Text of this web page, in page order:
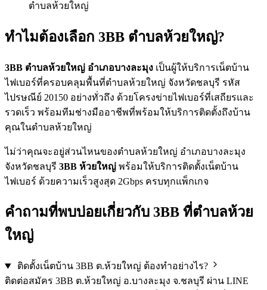
ตำบลห้วยใหญ่
ทำไมต้องเลือก 3BB ตำบลห้วยใหญ่?
3BB ตำบลห้วยใหญ่ อำเภอบางละมุง เป็นผู้ให้บริการเน็ตบ้าน
ไฟเบอร์ที่ครอบคลุมพื้นที่ตำบลห้วยใหญ่ จังหวัดชลบุรี รหัส
ไปรษณีย์ 20150 อย่างทั่วถึง ด้วยโครงข่ายไฟเบอร์ที่เสถียรและ
รวดเร็ว พร้อมทีมช่างมืออาชีพที่พร้อมให้บริการติดตั้งถึงบ้าน
คุณในตำบลห้วยใหญ่
ไม่ว่าคุณจะอยู่ส่วนไหนของตำบลห้วยใหญ่ อำเภอบางละมุง
จังหวัดชลบุรี 3BB ห้วยใหญ่ พร้อมให้บริการติดตั้งเน็ตบ้าน
ไฟเบอร์ ด้วยความเร็วสูงสุด 2Gbps ครบทุกแพ็กเกจ
คำถามที่พบบ่อยเกี่ยวกับ 3BB ที่ตำบลห้วย
ใหญ่
ติดตั้งเน็ตบ้าน 3BB ต.ห้วยใหญ่ ต้องทำอย่างไร?
ติดต่อสมัคร 3BB ต.ห้วยใหญ่ อ.บางละมุง จ.ชลบุรี ผ่าน LINE